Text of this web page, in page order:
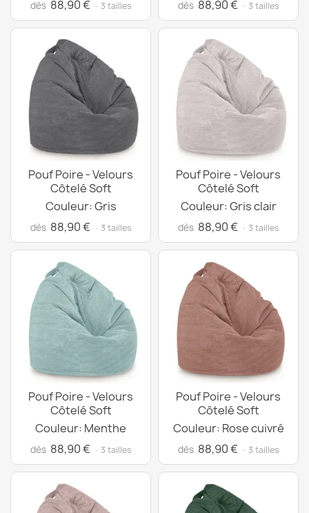
dès 88,90 € · 3 tailles dès 88,90 € · 3 tailles
Pouf Poire - Velours
Côtelé Soft
Couleur: Gris
dès 88,90 € · 3 tailles
Pouf Poire - Velours
Côtelé Soft
Couleur: Gris clair
dès 88,90 € · 3 tailles
Pouf Poire - Velours
Côtelé Soft
Couleur: Menthe
dès 88,90 € · 3 tailles
Pouf Poire - Velours
Côtelé Soft
Couleur: Rose cuivré
dès 88,90 € · 3 tailles